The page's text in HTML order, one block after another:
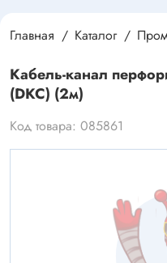
Главная Каталог
Кабель-канал
(DKC) (2м)
Код товара: 085861